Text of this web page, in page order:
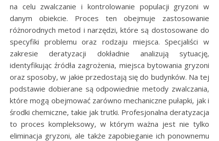
na celu zwalczanie i kontrolowanie populacji gryzoni w
danym obiekcie. Proces ten obejmuje zastosowanie
różnorodnych metod i narzędzi, które są dostosowane do
specyfiki problemu oraz rodzaju miejsca. Specjaliści w
zakresie deratyzacji dokładnie analizują sytuację,
identyfikując źródła zagrożenia, miejsca bytowania gryzoni
oraz sposoby, w jakie przedostają się do budynków. Na tej
podstawie dobierane są odpowiednie metody zwalczania,
które mogą obejmować zarówno mechaniczne pułapki, jak i
środki chemiczne, takie jak trutki. Profesjonalna deratyzacja
to proces kompleksowy, w którym ważna jest nie tylko
eliminacja gryzoni, ale także zapobieganie ich ponownemu